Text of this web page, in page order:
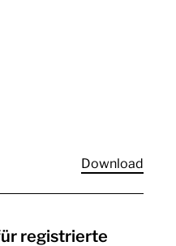
Download
OVEregistrierte